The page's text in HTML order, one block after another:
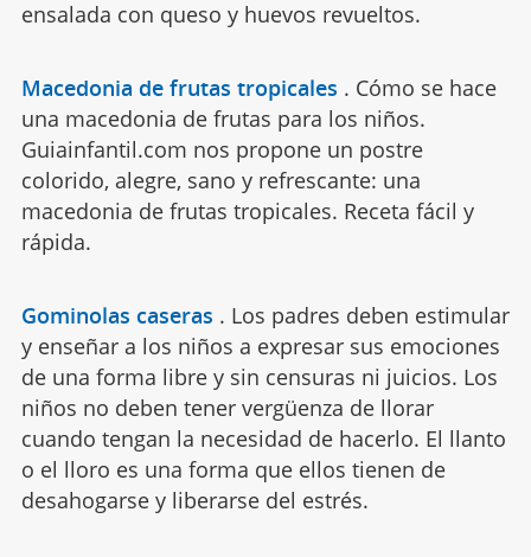
ensalada con queso y huevos revueltos.
Macedonia de frutas tropicales . Cómo se hace
una macedonia de frutas para los niños.
Guiainfantil.com nos propone un postre
colorido, alegre, sano y refrescante: una
macedonia de frutas tropicales. Receta fácil y
rápida.
Gominolas caseras . Los padres deben estimular
y enseñar a los niños a expresar sus emociones
de una forma libre y sin censuras ni juicios. Los
niños no deben tener vergüenza de llorar
cuando tengan la necesidad de hacerlo. El llanto
o el lloro es una forma que ellos tienen de
desahogarse y liberarse del estrés.